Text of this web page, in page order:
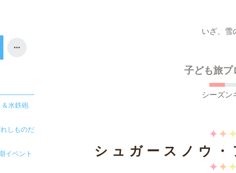
いざ、雪
子ども旅プ
シーズン
シュガースノウ
水鉄砲
しものだ
イベント